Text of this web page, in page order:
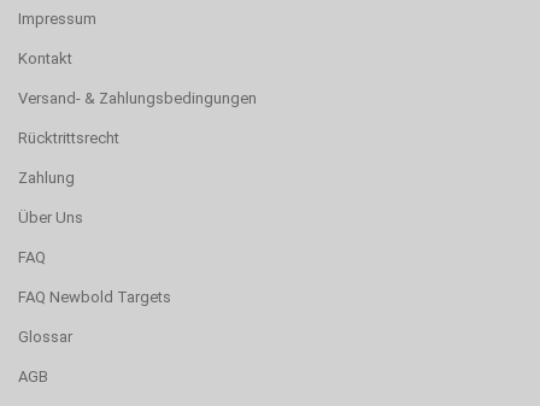
Impressum
Kontakt
Versand- & Zahlungsbedingungen
Rücktrittsrecht
Zahlung
Über Uns
FAQ
FAQ Newbold Targets
Glossar
AGB